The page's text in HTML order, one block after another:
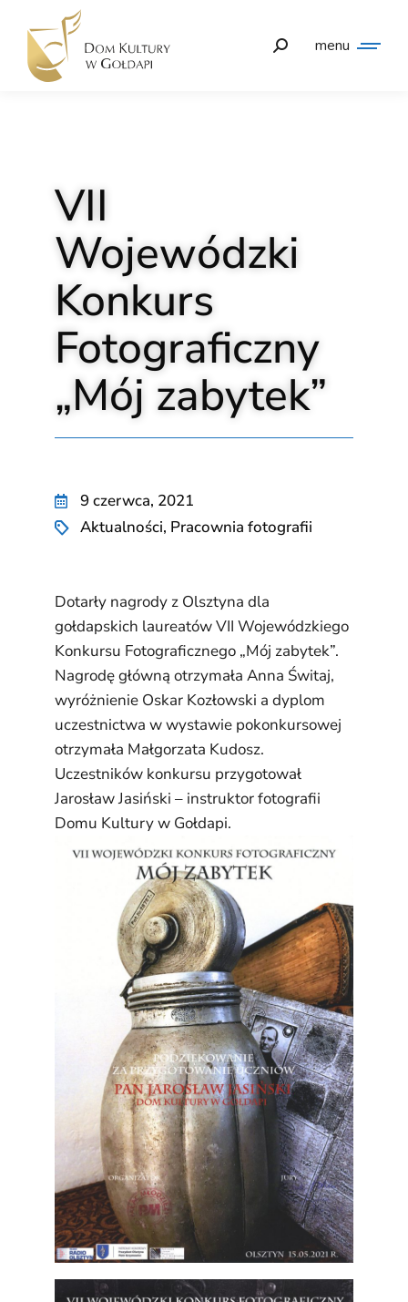
menu
VII
Wojewódzki
Konkurs
Fotograficzny
„Mój zabytek”
9 czerwca, 2021
Aktualności, Pracownia fotografii
Dotarły nagrody z Olsztyna dla
gołdapskich laureatów VII Wojewódzkiego
Konkursu Fotograficznego „Mój zabytek”.
Nagrodę główną otrzymała Anna Świtaj,
wyróżnienie Oskar Kozłowski a dyplom
uczestnictwa w wystawie pokonkursowej
otrzymała Małgorzata Kudosz.
Uczestników konkursu przygotował
Jarosław Jasiński – instruktor fotografii
Domu Kultury w Gołdapi.